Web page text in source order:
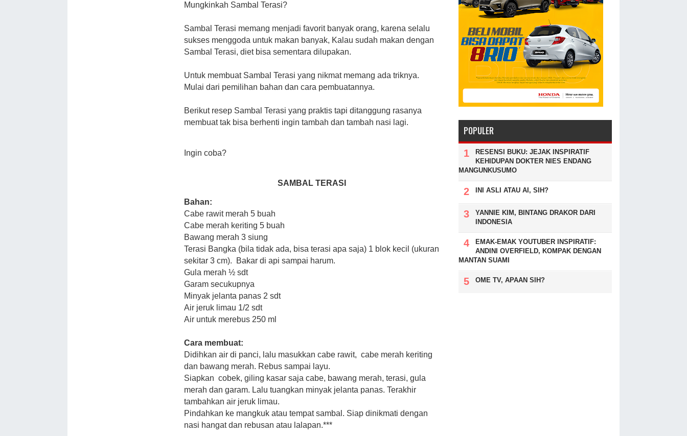
Mungkinkah Sambal Terasi?
Sambal Terasi memang menjadi favorit banyak orang, karena selalu
sukses menggoda untuk makan banyak, Kalau sudah makan dengan
Sambal Terasi, diet bisa sementara dilupakan.
Untuk membuat Sambal Terasi yang nikmat memang ada triknya.
Mulai dari pemilihan bahan dan cara pembuatannya.
Berikut resep Sambal Terasi yang praktis tapi ditanggung rasanya
membuat tak bisa berhenti ingin tambah dan tambah nasi lagi.
Ingin coba?
SAMBAL TERASI
Bahan:
Cabe rawit merah 5 buah
Cabe merah keriting 5 buah
Bawang merah 3 siung
Terasi Bangka (bila tidak ada, bisa terasi apa saja) 1 blok kecil (ukuran
sekitar 3 cm). Bakar di api sampai harum.
Gula merah ½ sdt
Garam secukupnya
Minyak jelanta panas 2 sdt
Air jeruk limau 1/2 sdt
Air untuk merebus 250 ml
Cara membuat:
Didihkan air di panci, lalu masukkan cabe rawit, cabe merah keriting
dan bawang merah. Rebus sampai layu.
Siapkan cobek, giling kasar saja cabe, bawang merah, terasi, gula
merah dan garam. Lalu tuangkan minyak jelanta panas. Terakhir
tambahkan air jeruk limau.
Pindahkan ke mangkuk atau tempat sambal. Siap dinikmati dengan
nasi hangat dan rebusan atau lalapan.***
POPULER
RESENSI BUKU: JEJAK INSPIRATIF
KEHIDUPAN DOKTER NIES ENDANG
MANGUNKUSUMO
INI ASLI ATAU AI, SIH?
YANNIE KIM, BINTANG DRAKOR DARI
INDONESIA
EMAK-EMAK YOUTUBER INSPIRATIF:
ANDINI OVERFIELD, KOMPAK DENGAN
MANTAN SUAMI
OME TV, APAAN SIH?